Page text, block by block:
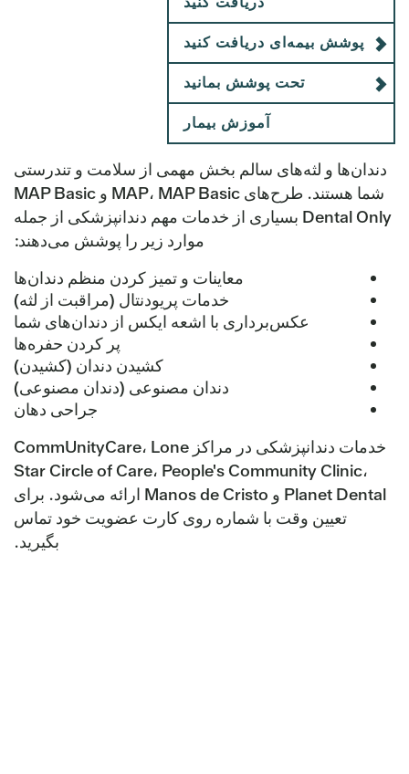
پوشش بیمه‌ای دریافت کنید
تحت پوشش بمانید
آموزش بیمار
دندان‌ها و لثه‌های سالم بخش مهمی از سلامت و تندرستی
شما هستند. طرح‌های MAP، MAP Basic و MAP Basic
Dental Only بسیاری از خدمات مهم دندانپزشکی از جمله
موارد زیر را پوشش می‌دهند:
معاینات و تمیز کردن منظم دندان‌ها
خدمات پریودنتال (مراقبت از لثه)
عکس‌برداری با اشعه ایکس از دندان‌های شما
پر کردن حفره‌ها
کشیدن دندان (کشیدن)
دندان مصنوعی (دندان مصنوعی)
جراحی دهان
خدمات دندانپزشکی در مراکز CommUnityCare، Lone
Star Circle of Care، People's Community Clinic،
Planet Dental و Manos de Cristo ارائه می‌شود. برای
تعیین وقت با شماره روی کارت عضویت خود تماس
بگیرید.